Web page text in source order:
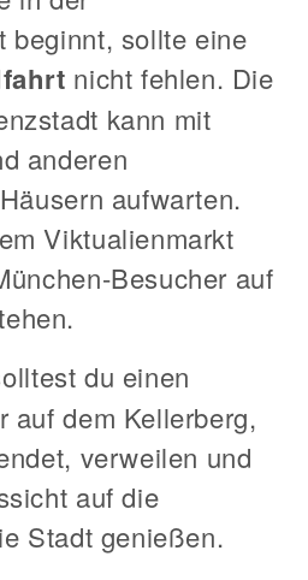
beginnt, sollte eine
nicht fehlen. Die
kann mit
anderen
aufwarten.
Viktualienmarkt
Besucher auf
du einen
auf dem Kellerberg,
verweilen und
auf die
Stadt genießen.